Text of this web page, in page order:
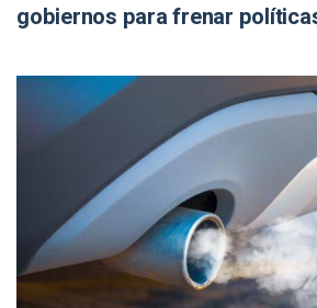
gobiernos para frenar